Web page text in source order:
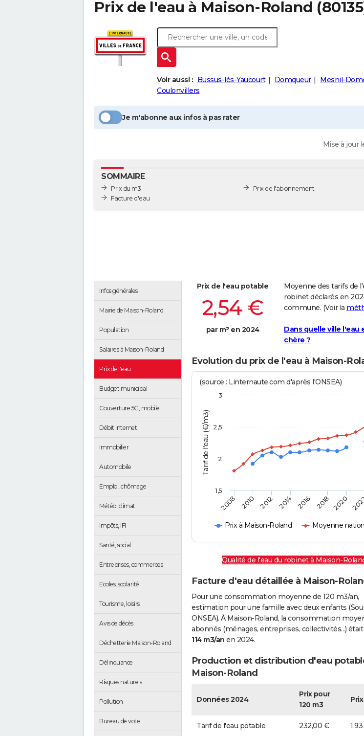
Prix de l'eau à Maison-Roland
Voir aussi : Bussus-lès-Yaucourt Domqueur
Mesnil-
Coulonvillers
Je m'abonne aux infos à pas rater
Mise à jour
SOMMAIRE
Prix du m3
Facture d'eau
Prix de l'abonnement
Infos générales
Mairie de Maison-Roland
Population
Salaires à Maison-Roland
Prix de l'eau
Budget municipal
Couverture 5G, mobile
Débit Internet
Immobilier
Automobile
Emploi, chômage
Météo, climat
Impôts, IFI
Santé, social
Entreprises, commerces
Ecoles, scolarité
Tourisme, loisirs
Avis de décès
Déchetterie Maison-Roland
Délinquance
Risques naturels
Pollution
Bureau de vote
Prix de l'eau potable
2,54 €
par m³ en 2024
Moyenne des tarifs de
robinet déclarés en
commune. (Voir la
Dans quelle ville l'eau
chère ?
Evolution du prix de l'eau à Maison-
Tarif de l'eau (€/m3)
(source : Linternaute.com d'après l'ONSEA)
Prix à Maison-Roland Moyenne
2008 2010 2012 2014 2016 2018 2020
2
2,5
3
1,5
Qualité de l'eau du robinet à Maison-
Facture d'eau détaillée à Maison-
Pour une consommation moyenne de 120 m3/an,
estimation pour une famille avec deux enfants
ONSEA). À Maison-Roland, la consommation
abonnés (ménages, entreprises, collectivités...)
114 m3/an en 2024.
Production et distribution d'eau
Maison-Roland
Données 2024
Prix pour
120 m3
Tarif de l'eau potable 232,00 €